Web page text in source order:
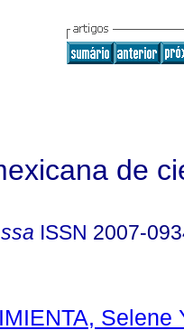
de
ISSN 2007-
Selene